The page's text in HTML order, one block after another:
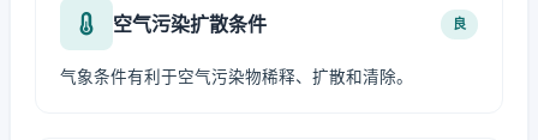
空气污染扩散条件 良
气象条件有利于空气污染物稀释、扩散和清除。